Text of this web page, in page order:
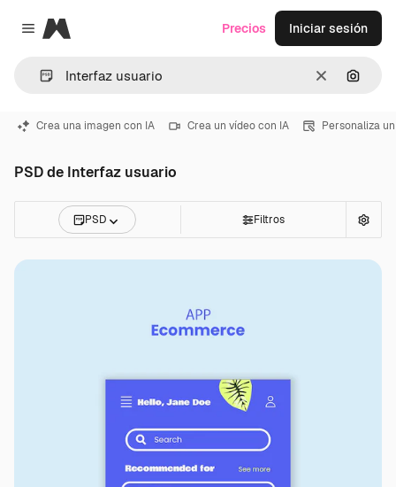
Close menu
Magnific
Borrar
Precios Iniciar sesión
Crea una imagen con IA Crea un vídeo con IA Personaliza
PSD de Interfaz usuario
PSD Filtros